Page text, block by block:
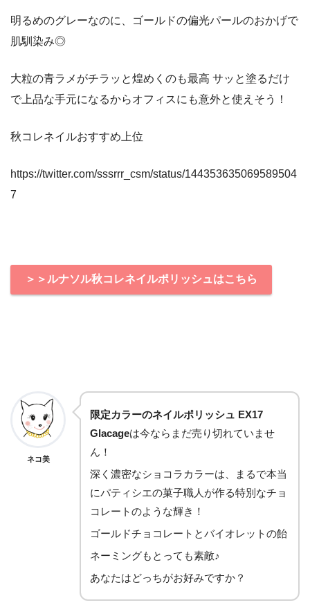
明るめのグレーなのに、ゴールドの偏光パールのおかげで
肌馴染み◎
大粒の青ラメがチラッと煌めくのも最高 サッと塗るだけ
で上品な手元になるからオフィスにも意外と使えそう！
秋コレネイルおすすめ上位
https://twitter.com/sssrrr_csm/status/144353635069589504
7
＞＞ルナソル秋コレネイルポリッシュはこちら
ネコ美
限定カラーのネイルポリッシュ EX17
Glacageは今ならまだ売り切れていませ
ん！
深く濃密なショコラカラーは、まるで本当
にパティシエの菓子職人が作る特別なチョ
コレートのような輝き！
ゴールドチョコレートとバイオレットの飴
ネーミングもとっても素敵♪
あなたはどっちがお好みですか？